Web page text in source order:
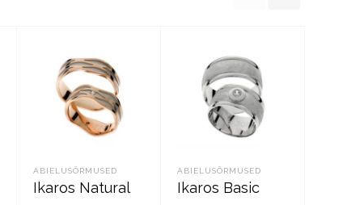
ABIELUSÕRMUSED
Ikaros Natural
ABIELUSÕRMUSED
Ikaros Basic